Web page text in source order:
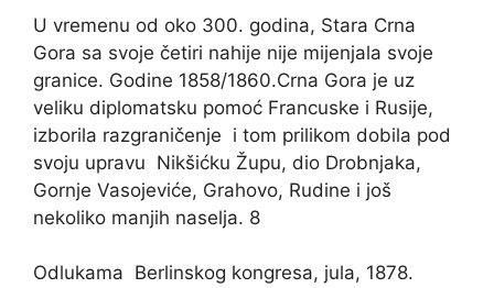
U vremenu od oko 300. godina, Stara Crna
Gora sa svoje četiri nahije nije mijenjala svoje
granice. Godine 1858/1860.Crna Gora je uz
veliku diplomatsku pomoć Francuske i Rusije,
izborila razgraničenje i tom prilikom dobila pod
svoju upravu Nikšićku Župu, dio Drobnjaka,
Gornje Vasojeviće, Grahovo, Rudine i još
nekoliko manjih naselja. 8
Odlukama Berlinskog kongresa, jula, 1878.